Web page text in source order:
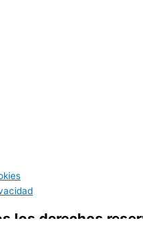
los derechos